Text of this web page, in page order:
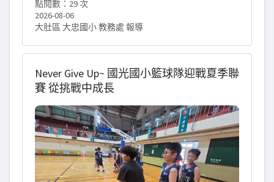
味。其中最令人興奮的，莫過於親自體驗✨動感
飛行模擬器✨，大家化身小小飛行員，挑戰操控
師專業的解說下，孩子們也學到許多重要的飛
航安全知識。原來，飛機發動機（引擎）啟動
時具有極強的吸力，人員或裝備若太靠近，可
此地面作業人員都必須嚴格遵守安全禁區規
範。此外，大家也認識到飛機結構運用了輕巧
又堅固的「蜂巢板」設計，充分展現航空工程
的智慧與巧思。 透過實地參訪，孩子們不僅拓
展了航空知識，也提升了安全意識，更對航空
點閱數：29 次
2026-08-06
大肚區 大忠國小 教務處 報導
Never Give Up~ 國光國小籃球隊迎戰夏季聯
賽 從挑戰中成長